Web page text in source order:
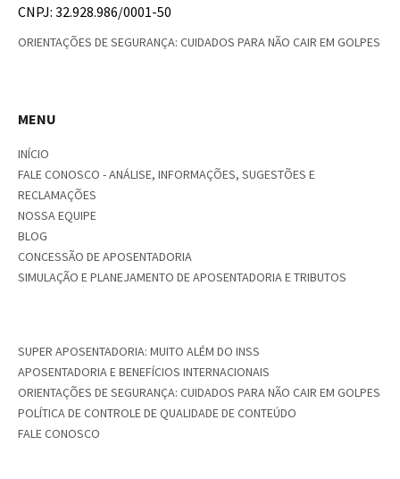
CNPJ: 32.928.986/0001-50
ORIENTAÇÕES DE SEGURANÇA: CUIDADOS PARA NÃO CAIR EM GOLPES
MENU
INÍCIO
FALE CONOSCO - ANÁLISE, INFORMAÇÕES, SUGESTÕES E
RECLAMAÇÕES
NOSSA EQUIPE
BLOG
CONCESSÃO DE APOSENTADORIA
SIMULAÇÃO E PLANEJAMENTO DE APOSENTADORIA E TRIBUTOS
SUPER APOSENTADORIA: MUITO ALÉM DO INSS
APOSENTADORIA E BENEFÍCIOS INTERNACIONAIS
ORIENTAÇÕES DE SEGURANÇA: CUIDADOS PARA NÃO CAIR EM GOLPES
POLÍTICA DE CONTROLE DE QUALIDADE DE CONTEÚDO
FALE CONOSCO